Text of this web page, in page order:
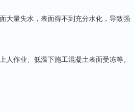
大量失水，表面得不到充分水化，导致强
作业、低温下施工混凝土表面受冻等。